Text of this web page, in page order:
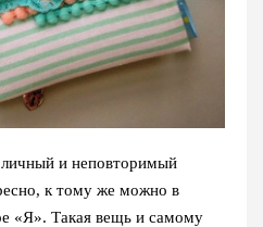
и неповторимый
к тому же можно в
«Я». Такая вещь и самому